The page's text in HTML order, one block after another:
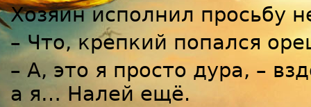
Хозяин исполнил просьбу
– Что, крепкий попался
– А, это я просто дура, –
а я… Налей ещё.